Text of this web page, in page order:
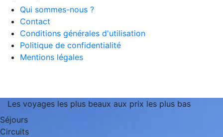
Qui sommes-nous ?
Contact
Conditions générales d'utilisation
Politique de confidentialité
Mentions légales
Les voyages les plus beaux aux prix les plus bas
Séjours
Circuits